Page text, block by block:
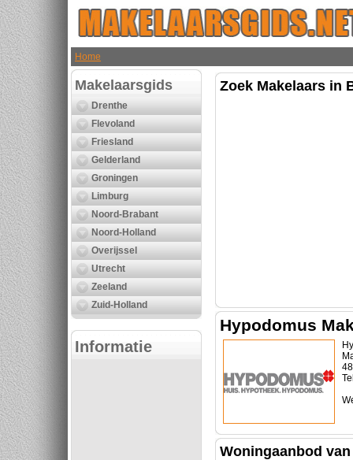
Home
Makelaarsgids
Drenthe
Flevoland
Friesland
Gelderland
Groningen
Limburg
Noord-Brabant
Noord-Holland
Overijssel
Utrecht
Zeeland
Zuid-Holland
Informatie
Zoek Makelaars in
Hypodomus
Woningaanbod